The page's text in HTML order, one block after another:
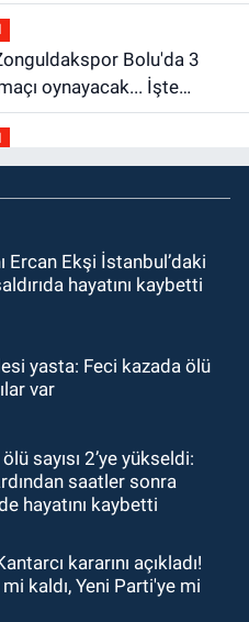
oynayacak... İşte
şaşkınlık yaşadı
yaralanan yaya tedavi
Ercan Ekşi İstanbul’daki
hayatını kaybetti
yasta: Feci kazada ölü
var
sayısı 2’ye yükseldi:
saatler sonra
hayatını kaybetti
kararını açıkladı!
kaldı, Yeni Parti'ye mi